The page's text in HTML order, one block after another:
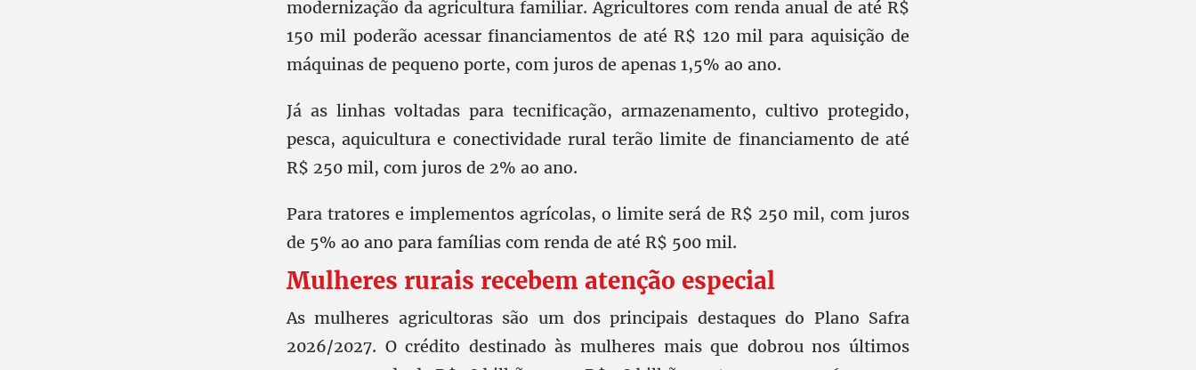
modernização da agricultura familiar. Agricultores com renda anual de até R$
150 mil poderão acessar financiamentos de até R$ 120 mil para aquisição de
máquinas de pequeno porte, com juros de apenas 1,5% ao ano.
Já as linhas voltadas para tecnificação, armazenamento, cultivo protegido,
pesca, aquicultura e conectividade rural terão limite de financiamento de até
R$ 250 mil, com juros de 2% ao ano.
Para tratores e implementos agrícolas, o limite será de R$ 250 mil, com juros
de 5% ao ano para famílias com renda de até R$ 500 mil.
Mulheres rurais recebem atenção especial
As mulheres agricultoras são um dos principais destaques do Plano Safra
2026/2027. O crédito destinado às mulheres mais que dobrou nos últimos